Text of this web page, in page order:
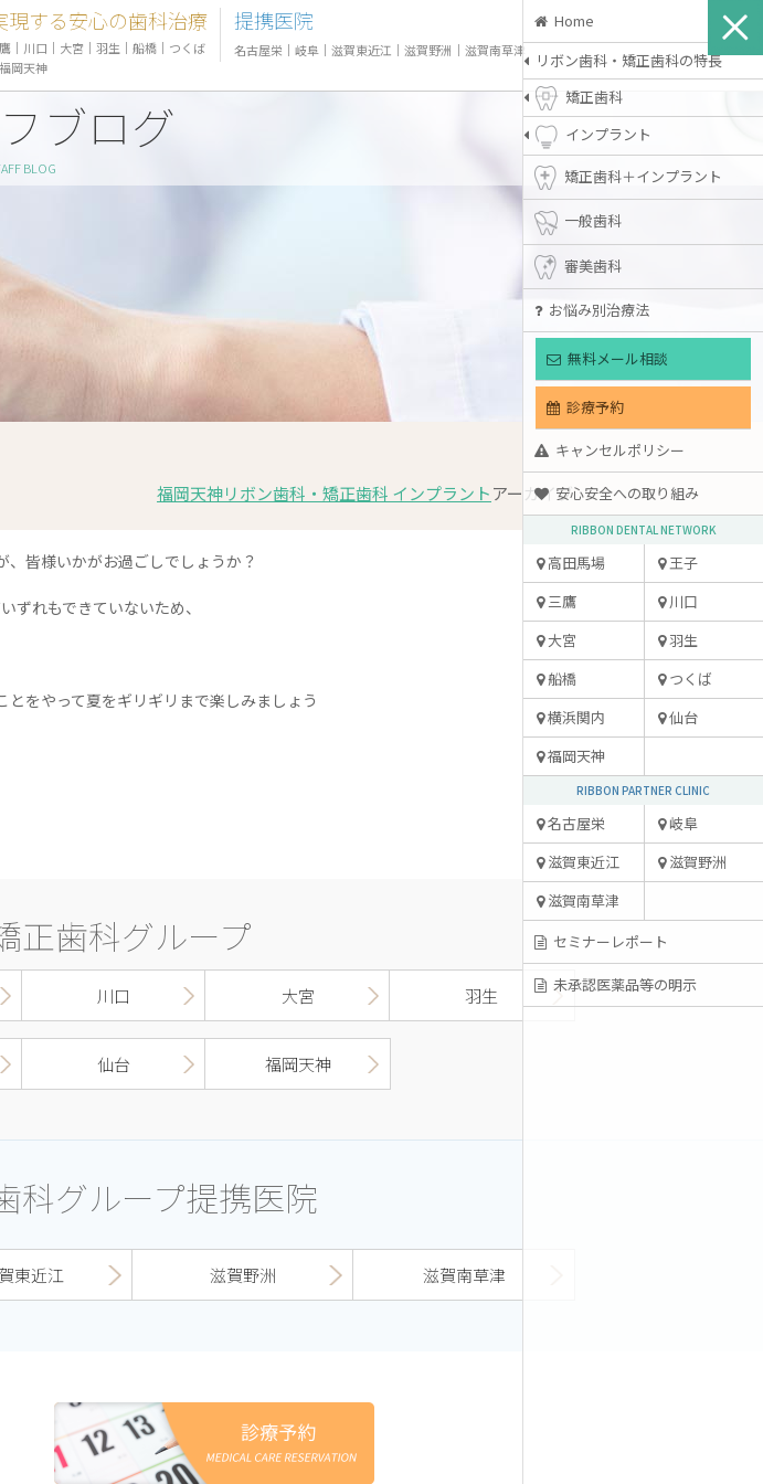
Home
リボン歯科・矯正歯科の特長
矯正歯科
インプラント
矯正歯科＋インプラント
一般歯科
審美歯科
お悩み別治療法
無料メール相談
診療予約
キャンセルポリシー
安心安全への取り組み
RIBBON DENTAL NETWORK
高田馬場
王子
三鷹
川口
大宮
羽生
船橋
つくば
横浜関内
仙台
福岡天神
RIBBON PARTNER CLINIC
名古屋栄
岐阜
滋賀東近江
滋賀野洲
滋賀南草津
セミナーレポート
未承認医薬品等の明示
現する安心の歯科治療
｜ 川口 ｜ 大宮 ｜ 羽生 ｜ 船橋 ｜ つくば
福岡天神
提携医院
名古屋栄 ｜ 岐阜 ｜ 滋賀東近江 ｜ 滋賀野洲 ｜ 滋賀南草津
ブログ
BLOG
福岡天神リボン歯科・矯正歯科 インプラントアーカイブ
皆様いかがお過ごしでしょうか ？
ずれもできていないため、
をやって夏をギリギリまで楽しみましょう
正歯科グループ
川口 大宮 羽生
仙台 福岡天神
科グループ提携医院
東近江 滋賀野洲 滋賀南草津